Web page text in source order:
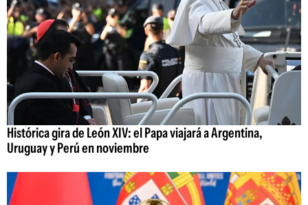
Histórica gira de León XIV: el Papa viajará a Argentina,
Uruguay y Perú en noviembre